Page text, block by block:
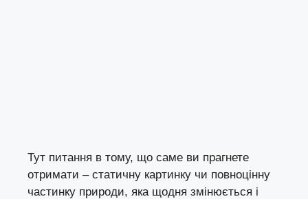
Тут питання в тому, що саме ви прагнете
отримати – статичну картинку чи повноцінну
частинку природи, яка щодня змінюється і